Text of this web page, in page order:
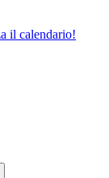
il calendario!